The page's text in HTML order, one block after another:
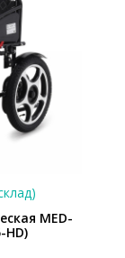
MED-
HD)